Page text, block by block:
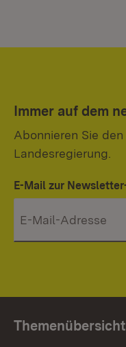
Immer auf dem
Abonnieren Sie
Landesregierung.
E-Mail zur
Themenübersicht